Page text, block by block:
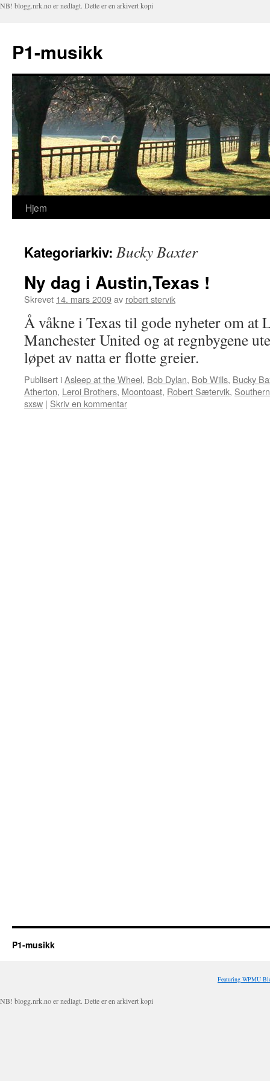
NB! blogg.nrk.no er nedlagt. Dette er en arkivert kopi
P1-musikk
Hopp
innhold
Hjem
Kategoriarkiv: Bucky Baxter
Ny dag i Austin,Texas !
Skrevet 14. mars 2009av robert stervik
Å våkne i Texas til gode nyheter om at
Manchester United og at regnbygene
løpet av natta er flotte greier.
Publisert iAsleep at the Wheel, Bob Dylan, Bob Wills, Bucky
Atherton, Leroi Brothers, Moontoast, Robert Sætervik,
sxsw | Skriv en kommentar
P1-musikk
Featuring WPMU
NB! blogg.nrk.no er nedlagt. Dette er en arkivert kopi